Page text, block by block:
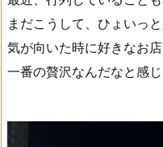
まだこうして、ひょいっ
気が向いた時に好きなお店
一番の贅沢なんだなと感じ